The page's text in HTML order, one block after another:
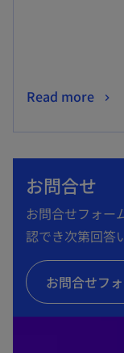
Read more
で
お問合せ
お問合せフォー
認でき次第回答
お問合せフ